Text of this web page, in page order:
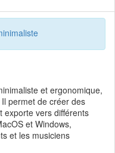
et ergonomique,
permet de créer des
exporte vers différents
et Windows,
et les musiciens